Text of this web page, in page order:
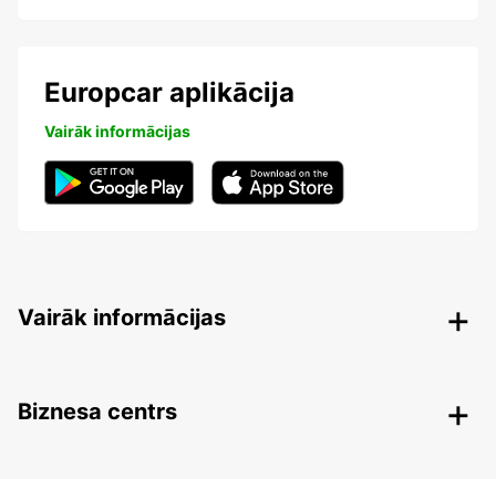
Europcar aplikācija
Vairāk informācijas
Vairāk informācijas
Biznesa centrs